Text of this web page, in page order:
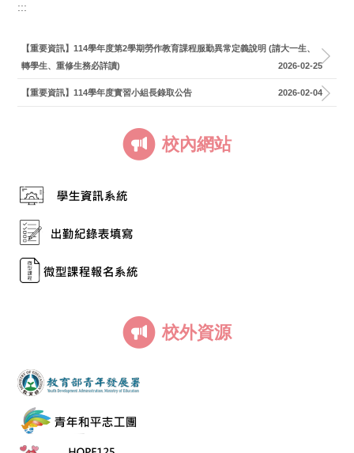
:::
【重要資訊】114學年度第2學期勞作教育課程服勤異常定義說明 (請大一生、
轉學生、重修生務必詳讀)
2026-02-25
【重要資訊】114學年度實習小組長錄取公告 2026-02-04
校內網站
校外資源